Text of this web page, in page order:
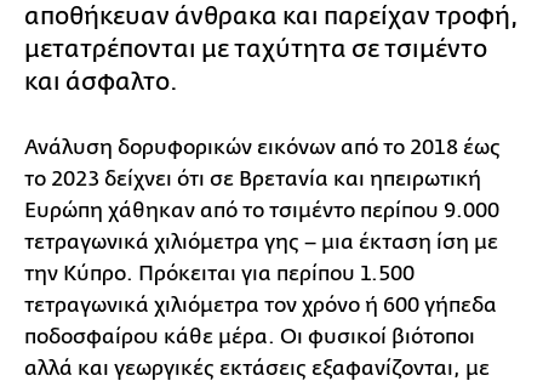
αποθήκευαν άνθρακα και παρείχαν τροφή,
μετατρέπονται με ταχύτητα σε τσιμέντο
και άσφαλτο.
Ανάλυση δορυφορικών εικόνων από το 2018 έως
το 2023 δείχνει ότι σε Βρετανία και ηπειρωτική
Ευρώπη χάθηκαν από το τσιμέντο περίπου 9.000
τετραγωνικά χιλιόμετρα γης – μια έκταση ίση με
την Κύπρο. Πρόκειται για περίπου 1.500
τετραγωνικά χιλιόμετρα τον χρόνο ή 600 γήπεδα
ποδοσφαίρου κάθε μέρα. Οι φυσικοί βιότοποι
αλλά και γεωργικές εκτάσεις εξαφανίζονται, με